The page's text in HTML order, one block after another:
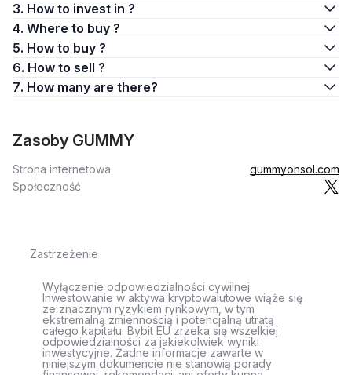
3. How to invest in ?
4. Where to buy ?
5. How to buy ?
6. How to sell ?
7. How many are there?
Zasoby GUMMY
Strona internetowa
gummyonsol.com
Społeczność
Zastrzeżenie
Wyłączenie odpowiedzialności cywilnej
Inwestowanie w aktywa kryptowalutowe wiąże się
ze znacznym ryzykiem rynkowym, w tym
ekstremalną zmiennością i potencjalną utratą
całego kapitału. Bybit EU zrzeka się wszelkiej
odpowiedzialności za jakiekolwiek wyniki
inwestycyjne. Żadne informacje zawarte w
niniejszym dokumencie nie stanowią porady